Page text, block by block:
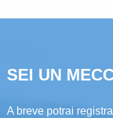
SEI UN
A breve potrai